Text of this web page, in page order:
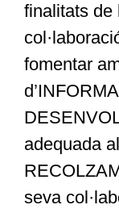
finalitats de
fomentar
adequada
seva